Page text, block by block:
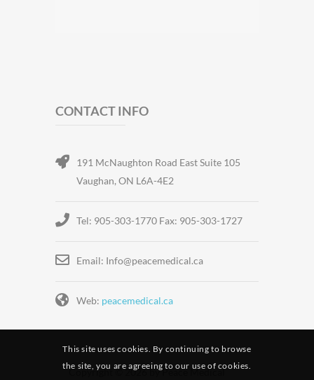
CONTACT INFO
191 McNaughton Road East Suite 105
Vaughan, ON L6A-4E2
Tel: 905-303-1770 Fax: 905-303-1727
Email: Info@peacemedical.ca
Web: peacemedical.ca
Copyright © 2026 by Peace Medical
This site uses cookies. By continuing to browse
the site, you are agreeing to our use of cookies.